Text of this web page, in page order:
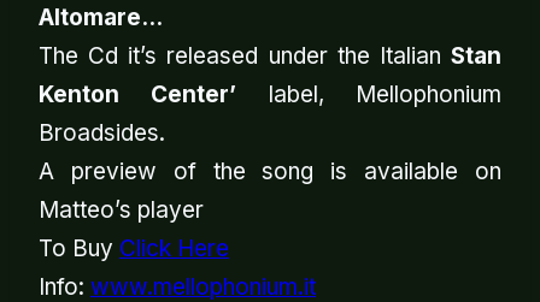
Altomare…
The Cd it’s released under the Italian Stan
Kenton Center’ label, Mellophonium
Broadsides.
A preview of the song is available on
Matteo’s player
To Buy Click Here
Info: www.mellophonium.it